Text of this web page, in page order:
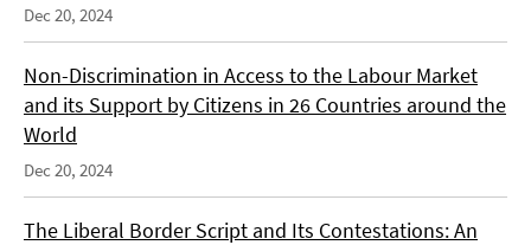
Dec 20, 2024
Non-Discrimination in Access to the Labour Market
and its Support by Citizens in 26 Countries around the
World
Dec 20, 2024
The Liberal Border Script and Its Contestations: An